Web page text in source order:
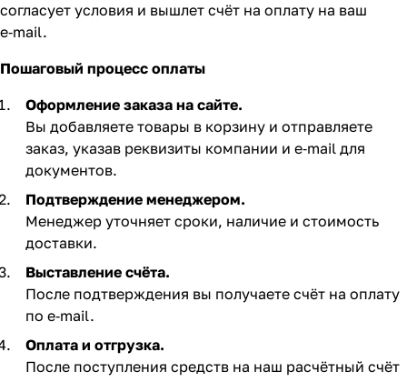
согласует условия и вышлет счёт на оплату на ваш
e‑mail.
Пошаговый процесс оплаты
Оформление заказа на сайте.
Вы добавляете товары в корзину и отправляете
заказ, указав реквизиты компании и e‑mail для
документов.
Подтверждение менеджером.
Менеджер уточняет сроки, наличие и стоимость
доставки.
Выставление счёта.
После подтверждения вы получаете счёт на оплату
по e‑mail. ​
Оплата и отгрузка.
После поступления средств на наш расчётный счёт